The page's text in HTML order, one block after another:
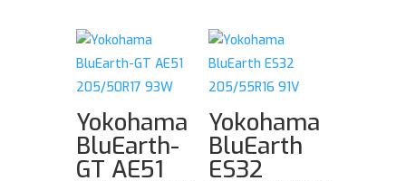
Yokohama
BluEarth-
GT AE51
Yokohama
BluEarth
ES32